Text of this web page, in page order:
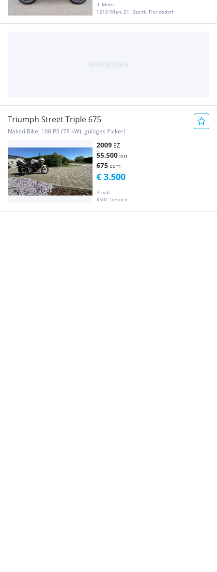
IL Moto
1210 Wien, 21. Bezirk, Floridsdorf
Triumph Street Triple 675
Naked Bike, 106 PS (78 kW), gültiges Pickerl
2009 EZ
55.500 km
675ccm
Privat
8501 Lieboch
€ 3.500